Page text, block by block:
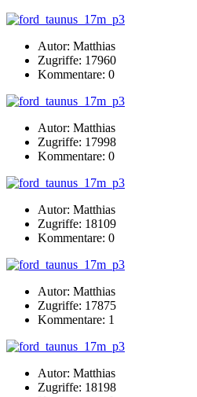
Autor: Matthias
Zugriffe: 17960
Kommentare: 0
Autor: Matthias
Zugriffe: 17998
Kommentare: 0
Autor: Matthias
Zugriffe: 18109
Kommentare: 0
Autor: Matthias
Zugriffe: 17875
Kommentare: 1
Autor: Matthias
Zugriffe: 18198